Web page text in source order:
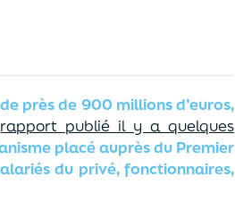
près de 900 millions d’euros,
rapport publié il y a quelques
placé auprès du Premier
du privé, fonctionnaires,